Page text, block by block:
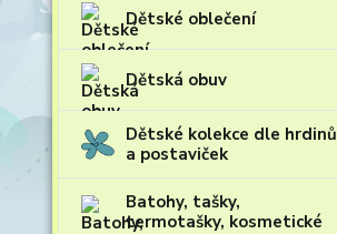
Dětské oblečení
Dětská obuv
Dětské kolekce dle hrdinů
a postaviček
Batohy, tašky,
termotašky, kosmetické